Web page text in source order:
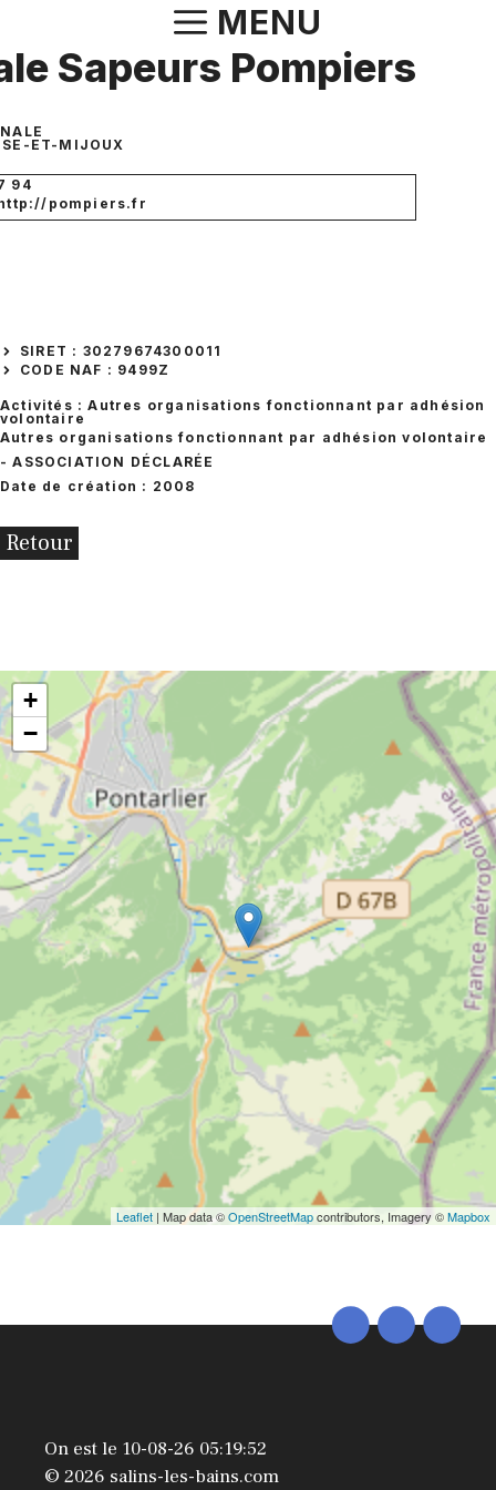
au
contenu
MENU
Sapeurs Pompiers
ET-MIJOUX
94
pompiers.fr
SIRET : 30279674300011
CODE NAF : 9499Z
Activités : Autres organisations fonctionnant par adhésion
volontaire
Autres organisations fonctionnant par adhésion volontaire
- ASSOCIATION DÉCLARÉE
Date de création : 2008
Retour
+
−
Leaflet | Map data ©OpenStreetMapcontributors, Imagery ©Mapbox
On est le 10-08-26 05:19:52
© 2026 salins-les-bains.com